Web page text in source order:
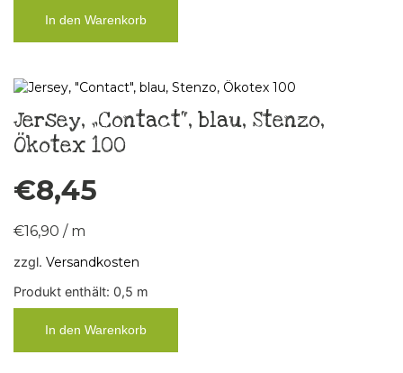
In den Warenkorb
Jersey, „Contact“, blau, Stenzo,
Ökotex 100
€8,45
€16,90 / m
zzgl. Versandkosten
Produkt enthält: 0,5 m
In den Warenkorb